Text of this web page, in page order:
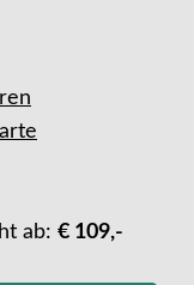
ab: € 109,-